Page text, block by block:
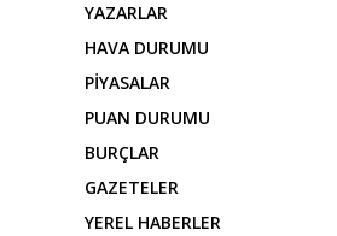
YAZARLAR
HAVA DURUMU
PİYASALAR
PUAN DURUMU
BURÇLAR
GAZETELER
YEREL HABERLER